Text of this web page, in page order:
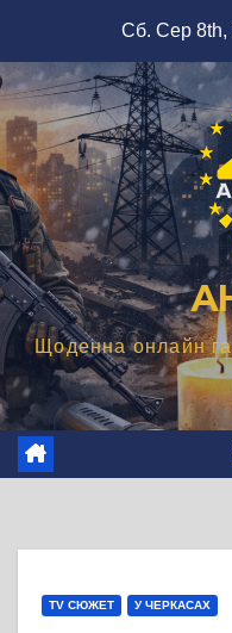
вмісту
Сб. Сер 8th,
Щоденна онлайн
TV СЮЖЕТ У ЧЕРКАСАХ